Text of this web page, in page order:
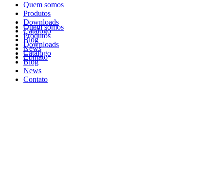
Quem somos
Produtos
Downloads
Catálogo
Blog
News
Contato
Quem somos
Produtos
Downloads
Catálogo
Blog
News
Contato